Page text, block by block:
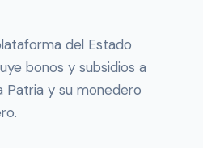
del Estado
bonos y subsidios a
Patria y su monedero